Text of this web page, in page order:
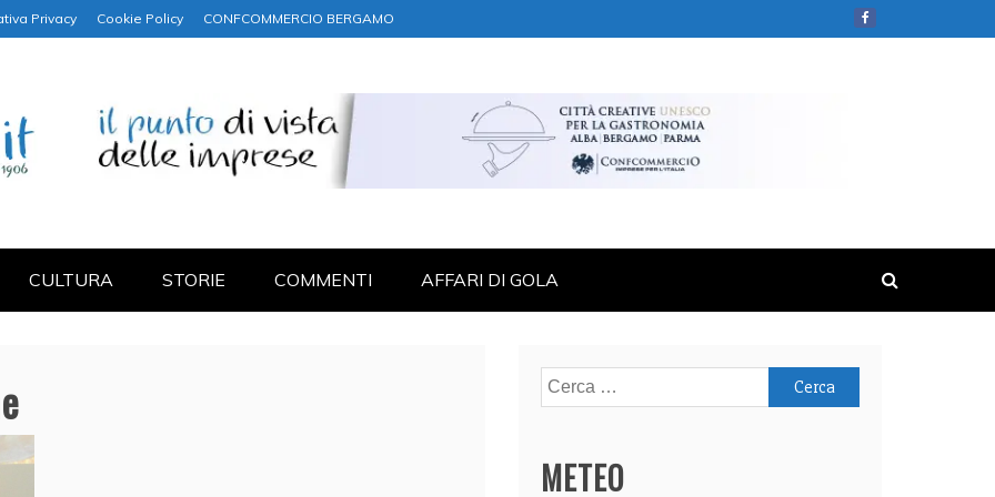
Privacy Cookie Policy CONFCOMMERCIO BERGAMO
CULTURA STORIE COMMENTI AFFARI DI GOLA
Ricerca
per:
METEO